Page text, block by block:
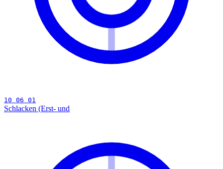
10 06 01
Schlacken (Erst- und